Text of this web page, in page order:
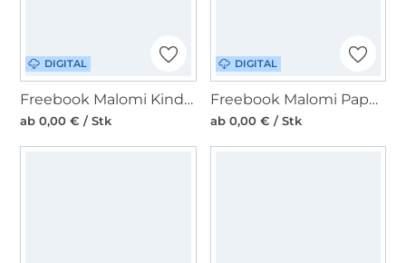
DIGITAL
Freebook Malomi Kinderrucksack Alex
ab 0,00 € / Stk
DIGITAL
Freebook Malomi Paperbaghose Lia
ab 0,00 € / Stk